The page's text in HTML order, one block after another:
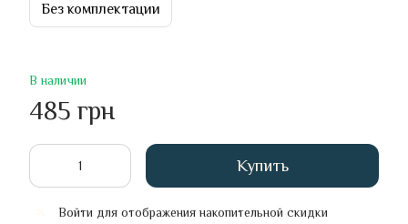
Без комплектации
В наличии
485 грн
Купить
Войти для отображения накопительной скидки